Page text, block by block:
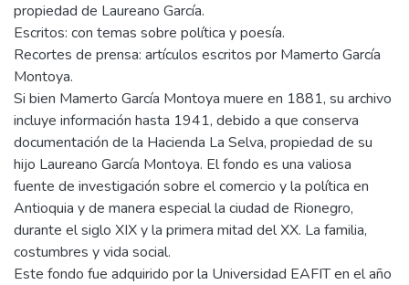
propiedad de Laureano García.
Escritos: con temas sobre política y poesía.
Recortes de prensa: artículos escritos por Mamerto García
Montoya.
Si bien Mamerto García Montoya muere en 1881, su archivo
incluye información hasta 1941, debido a que conserva
documentación de la Hacienda La Selva, propiedad de su
hijo Laureano García Montoya. El fondo es una valiosa
fuente de investigación sobre el comercio y la política en
Antioquia y de manera especial la ciudad de Rionegro,
durante el siglo XIX y la primera mitad del XX. La familia,
costumbres y vida social.
Este fondo fue adquirido por la Universidad EAFIT en el año